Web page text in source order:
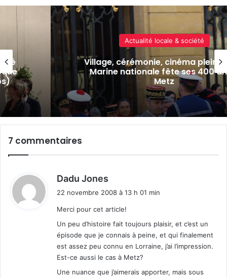
Actualité locale & société
Village, cérémonie, cinéma plein
Marine nationale fête ses 400
Metz
7 commentaires
Dadu Jones
:
22 novembre 2008 à 13 h 01 min
Merci pour cet article!
Un peu d’histoire fait toujours plaisir, et c’est un
épisode que je connais à peine, et qui finalement
est assez peu connu en Lorraine, j’ai l’impression.
Est-ce aussi le cas à Metz?
Une nuance que j’aimerais apporter, mais sous